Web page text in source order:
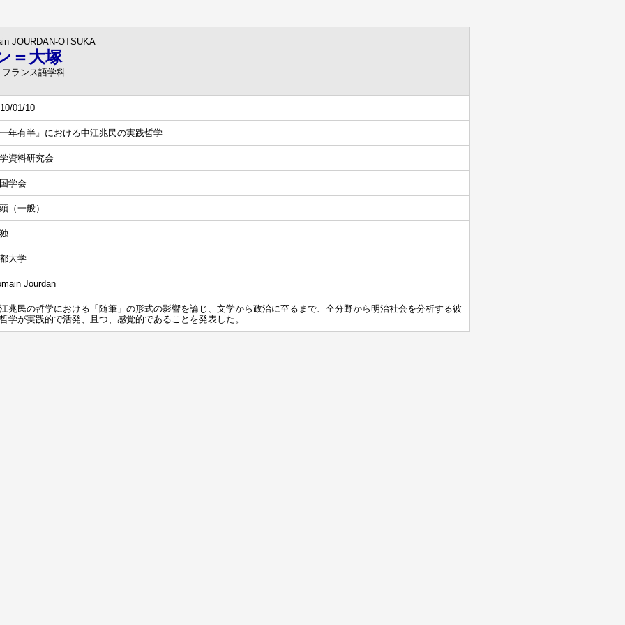
JOURDAN-OTSUKA
＝大塚
ランス語学科
01/10
年有半』における中江兆民の実践哲学
資料研究会
学会
（一般）
大学
Jourdan
兆民の哲学における「随筆」の形式の影響を論じ、文学から政治に至るまで、全分野から明治社会を分析する彼
学が実践的で活発、且つ、感覚的であることを発表した。